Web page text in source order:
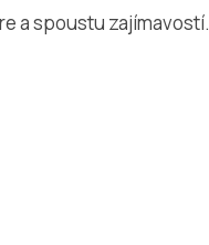
a spoustu zajímavostí.